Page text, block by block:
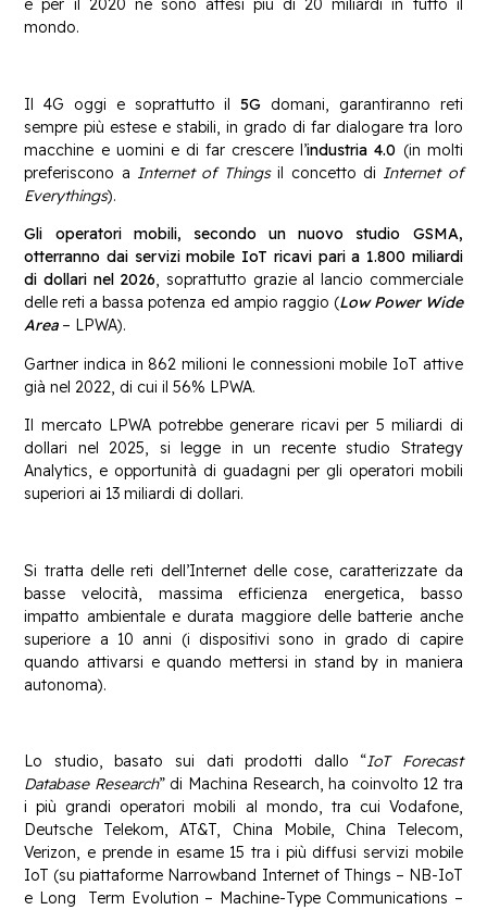
e per il 2020 ne sono attesi più di 20 miliardi in tutto il
mondo.
Il 4G oggi e soprattutto il5G domani, garantiranno reti
sempre più estese e stabili, in grado di far dialogare tra loro
macchine e uomini e di far crescere l’industria 4.0 (in molti
preferiscono a Internet of Thingsil concetto di Internet of
Everythings).
Gli operatori mobili, secondo un nuovo studio GSMA,
otterranno dai servizi mobile IoT ricavi pari a 1.800 miliardi
di dollari nel 2026, soprattutto grazie al lancio commerciale
delle reti a bassa potenza ed ampio raggio (Low Power Wide
Area– LPWA).
Gartner indica in 862 milioni le connessioni mobile IoT attive
già nel 2022, di cui il 56% LPWA.
Il mercato LPWA potrebbe generare ricavi per 5 miliardi di
dollari nel 2025, si legge in un recente studio Strategy
Analytics, e opportunità di guadagni per gli operatori mobili
superiori ai 13 miliardi di dollari.
Si tratta delle reti dell’Internet delle cose, caratterizzate da
basse velocità, massima efficienza energetica, basso
impatto ambientale e durata maggiore delle batterie anche
superiore a 10 anni (i dispositivi sono in grado di capire
quando attivarsi e quando mettersi in stand by in maniera
autonoma).
Lo studio, basato sui dati prodotti dallo “IoT Forecast
Database Research” di Machina Research, ha coinvolto 12 tra
i più grandi operatori mobili al mondo, tra cui Vodafone,
Deutsche Telekom, AT&T, China Mobile, China Telecom,
Verizon, e prende in esame 15 tra i più diffusi servizi mobile
IoT (su piattaforme Narrowband Internet of Things – NB-IoT
e Long Term Evolution – Machine-Type Communications –